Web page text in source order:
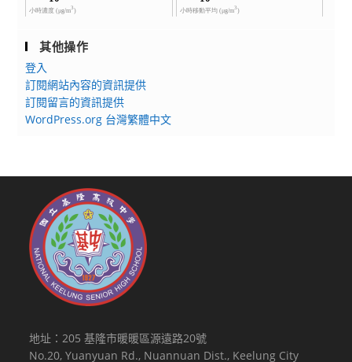
其他操作
登入
訂閱網站內容的資訊提供
訂閱留言的資訊提供
WordPress.org 台灣繁體中文
地址：205 基隆市暖暖區源遠路20號
No.20, Yuanyuan Rd., Nuannuan Dist., Keelung City